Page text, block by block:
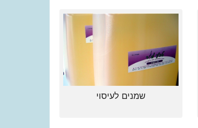
שמנים לעיסוי